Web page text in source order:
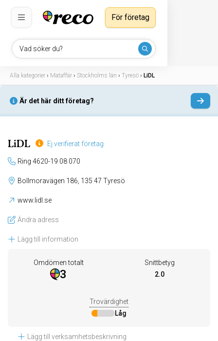
Vad söker du?
För företag
Alla kategorier › Mataffär › Stockholms län › Tyresö › LiDL
Är det här ditt företag?
LiDL Ej verifierat företag
Ring 4620-19 08 070
Bollmoravägen 186, 135 47 Tyresö
www.lidl.se
Ändra adress
Lägg till information
Omdömen totalt
3
Snittbetyg
2.0
Trovärdighet
Låg
Lägg till verksamhetsbeskrivning